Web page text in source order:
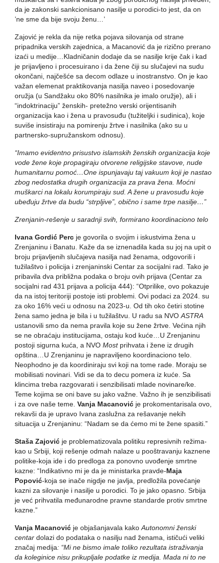
da je zakonski sankcionisano nasilje u porodici-to jest, da on
’ne sme da bije svoju ženu…’
Zajović je rekla da nije retka pojava silovanja od strane
pripadnika verskih zajednica, a Macanović da je rizično prerano
izaći u medije…Kladničanin dodaje da se nasilje krije čak i kad
je prijavljeno i procesuirano i da žene čiji su slučajevi na sudu
okončani, najčešće sa decom odlaze u inostranstvo. On je kao
važan elemenat praktikovanja nasilja naveo i posedovanje
oružja (u Sandžaku oko 80% nasilnika je imalo oružje), ali i
“indoktrinaciju” ženskih- pretežno verski orijentisanih
organizacija kao i žena u pravosuđu (tužiteljki i sudinica), koje
suviše insistiraju na pomirenju žrtve i nasilnika (ako su u
partnersko-supružanskom odnosu).
“Imamo evidentno prisustvo islamskih ženskih organizacija koje
vode žene koje propagiraju otvorene religijske stavove, nude
humanitarnu pomoć…One ispunjavaju taj vakuum koji je nastao
zbog nedostatka drugih organizacija za prava žena. Moćni
muškarci na lokalu korumpiraju sud. A žene u pravosuđu koje
ubeđuju žrtve da budu “strpljive”, obično i same trpe nasilje…”
Zrenjanin-rešenje u saradnji svih, formirano koordinaciono telo
Ivana Gordić Perc je govorila o svojim i iskustvima žena u
Zrenjaninu i Banatu. Kaže da se iznenadila kada su joj na upit o
broju prijavljenih slučajeva nasilja nad ženama, odgovorili i
tužilaštvo i policija i zrenjaninski Centar za socijalni rad. Tako je
pribavila dva približna podaka o broju ovih prijava (Centar za
socijalni rad 431 prijava a policija 444): “Otprilike, ovo pokazuje
da na istoj teritoriji postoje isti problemi. Ovi podaci za 2024. su
za oko 16% veći u odnosu na 2023-u. Od tih oko četiri stotine
žena samo jedna je bila i u tužilaštvu. U radu sa NVOASTRA
ustanovili smo da nema pravila koje su žene žrtve. Većina njih
se ne obraćaju institucijama, ostaju kod kuće…U Zrenjaninu
postoji sigurna kuća, a NVO Mostprihvata i žene iz drugih
opština…U Zrenjaninu je napraviljeno koordinaciono telo.
Neophodno je da koordiniraju svi koji na tome rade. Moraju se
mobilisati novinari. Vidi se da to decu pomera iz kuće. Sa
klincima treba razgovarati i senzibilisati mlade novinare/ke.
Teme kojima se oni bave su jako važne. Važno ih je senzibilisati
i za ove naše teme. Vanja Macanović je prokomentarisala ovo,
rekavši da je upravo Ivana zaslužna za rešavanje nekih
situacija u Zrenjaninu: “Nadam se da ćemo mi te žene spasiti.”
Staša Zajović je problematizovala politiku represivnih režima-
kao u Srbiji, koji rešenje odmah nalaze u pooštravanju kaznene
politike-koja ide i do predloga za ponovno uvođenje smrtne
kazne: “Indikativno mi je da je ministarka pravde- Maja
Popović-koja se inače nigdje ne javlja, predložila povećanje
kazni za silovanje i nasilje u porodici. To je jako opasno. Srbija
je već prihvatila međunarodne pravne standarde protiv smrtne
kazne.”
Vanja Macanović je objašanjavala kakoAutonomni ženski
centar dolazi do podataka o nasilju nad ženama, ističući veliki
značaj medija: “Mi ne bismo imale toliko rezultata istraživanja
da koleginice nisu prikupljale podatke iz medija. Mada ni to ne